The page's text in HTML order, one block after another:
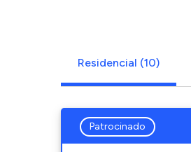
Residencial (10)
Patrocinado